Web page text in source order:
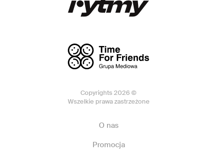
Copyrights 2026 ©
Wszelkie prawa zastrzeżone
O nas
Promocja